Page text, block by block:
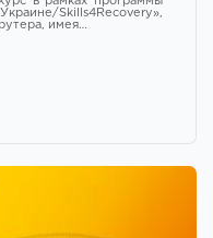
Skills4Recovery»,
имея…